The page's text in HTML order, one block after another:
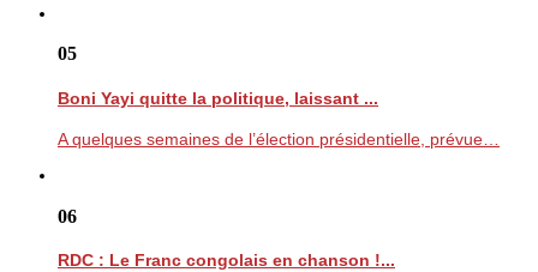
05
Boni Yayi quitte la politique, laissant ...
A quelques semaines de l’élection présidentielle, prévue…
06
RDC : Le Franc congolais en chanson !...